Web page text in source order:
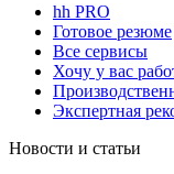
hh PRO
Готовое резюме
Все сервисы
Хочу у вас
Экспертная
Новости и статьи